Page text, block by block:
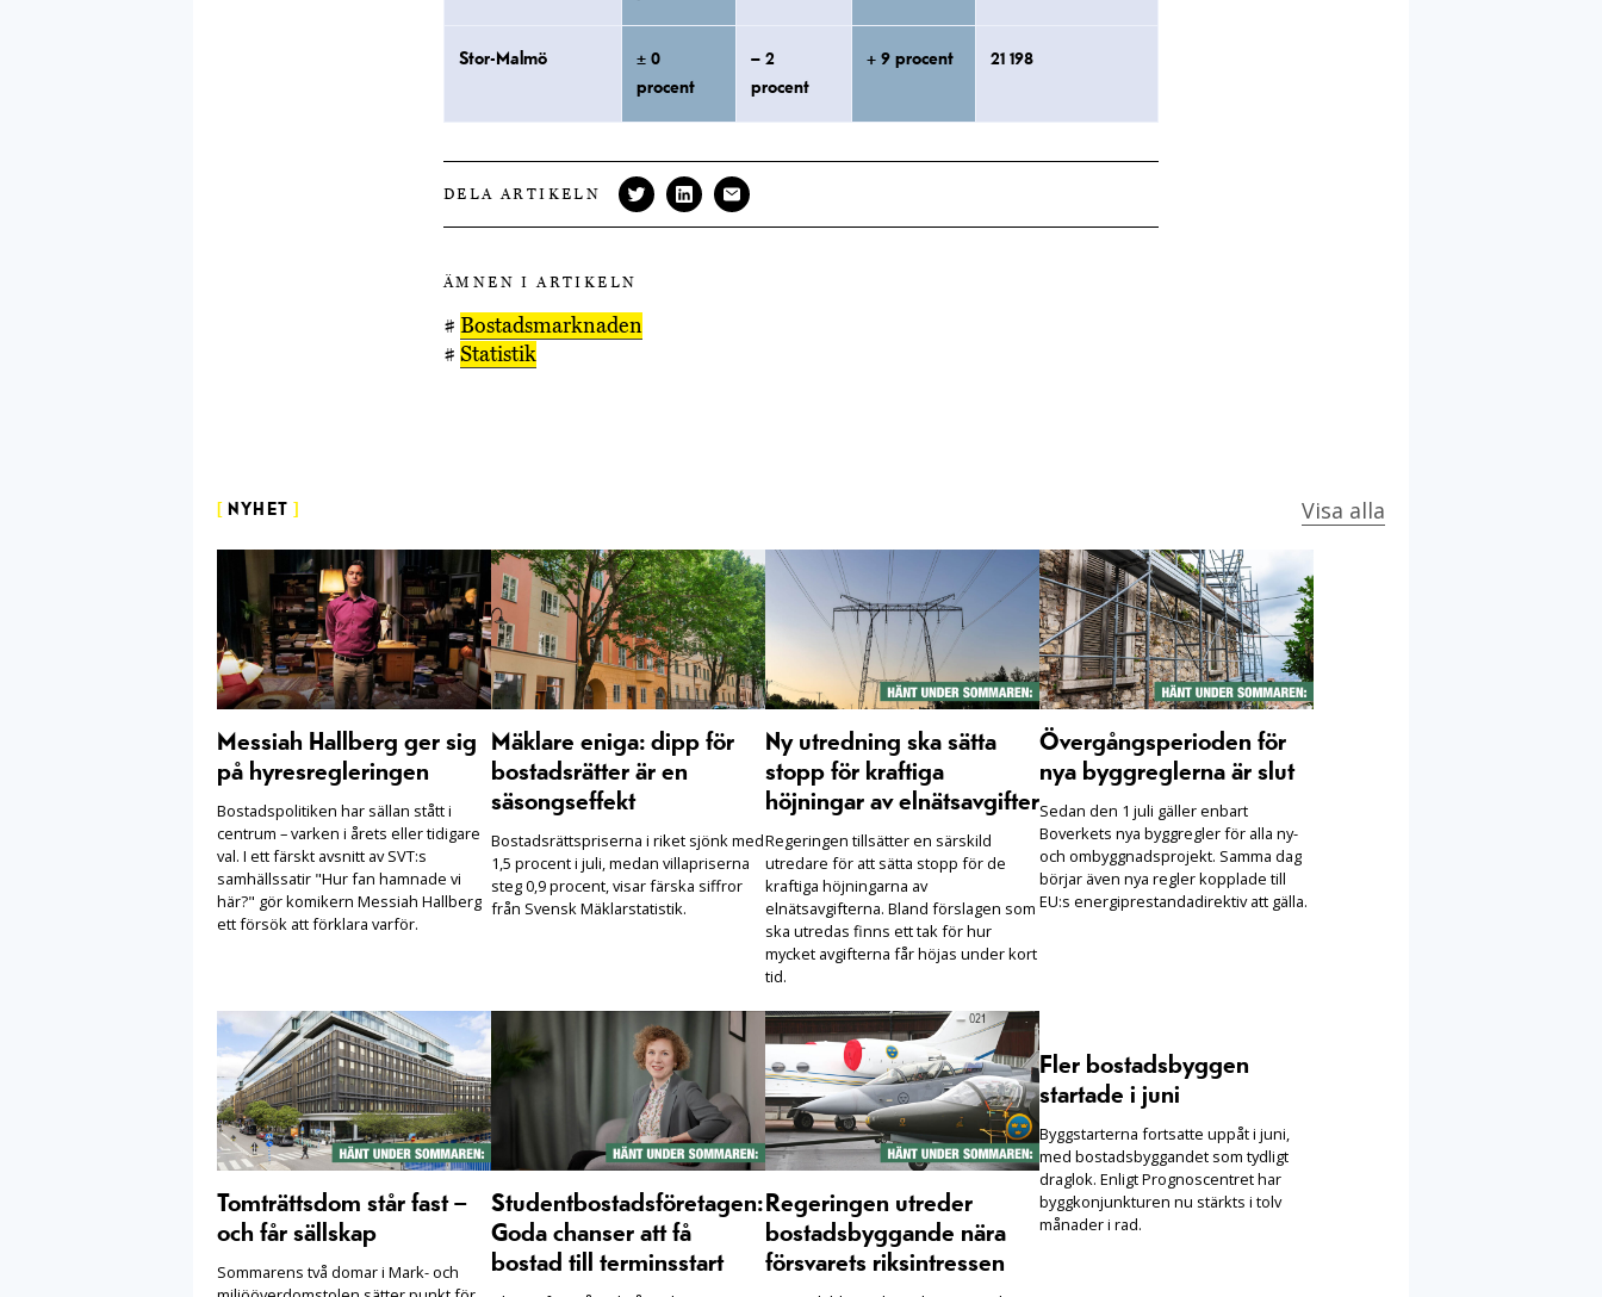
Stor-Malmö
± 0
procent
– 2
procent
+ 9 procent 21 198
DELA ARTIKELN
ÄMNEN I ARTIKELN
# Bostadsmarknaden
# Statistik
NYHET Visa alla
Messiah Hallberg ger sig
på hyresregleringen
Bostadspolitiken har sällan stått i
centrum – varken i årets eller tidigare
val. I ett färskt avsnitt av SVT:s
samhällssatir "Hur fan hamnade vi
här?" gör komikern Messiah Hallberg
ett försök att förklara varför.
Mäklare eniga: dipp för
bostadsrätter är en
säsongseffekt
Bostadsrättspriserna i riket sjönk med
1,5 procent i juli, medan villapriserna
steg 0,9 procent, visar färska siffror
från Svensk Mäklarstatistik.
Ny utredning ska sätta
stopp för kraftiga
höjningar av elnätsavgifter
Regeringen tillsätter en särskild
utredare för att sätta stopp för de
kraftiga höjningarna av
elnätsavgifterna. Bland förslagen som
ska utredas finns ett tak för hur
mycket avgifterna får höjas under kort
tid.
Övergångsperioden för
nya byggreglerna är slut
Sedan den 1 juli gäller enbart
Boverkets nya byggregler för alla ny-
och ombyggnadsprojekt. Samma dag
börjar även nya regler kopplade till
EU:s energiprestandadirektiv att gälla.
Tomträttsdom står fast –
och får sällskap
Sommarens två domar i Mark- och
Studentbostadsföretagen:
Goda chanser att få
bostad till terminsstart
Regeringen utreder
bostadsbyggande nära
försvarets riksintressen
Fler bostadsbyggen
startade i juni
Byggstarterna fortsatte uppåt i juni,
med bostadsbyggandet som tydligt
draglok. Enligt Prognoscentret har
byggkonjunkturen nu stärkts i tolv
månader i rad.